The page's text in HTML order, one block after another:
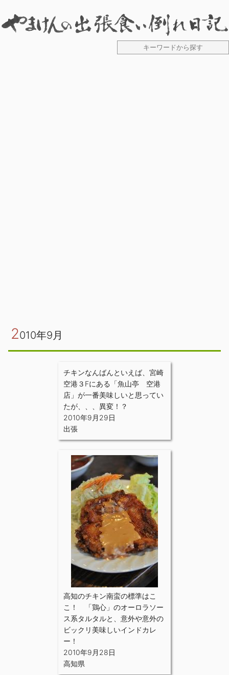
2010年9月
チキンなんばんといえば、宮崎
空港３Fにある「魚山亭 空港
店」が一番美味しいと思ってい
たが、、、異変！？
2010年9月29日
出張
高知のチキン南蛮の標準はこ
こ！ 「鶏心」のオーロラソー
ス系タルタルと、意外や意外の
ビックリ美味しいインドカレ
ー！
2010年9月28日
高知県